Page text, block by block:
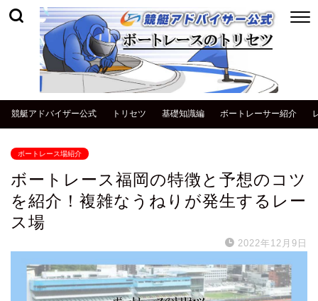
競艇アドバイザー公式 トリセツ 基礎知識編 ボートレーサー紹介
ボートレース場紹介
ボートレース福岡の特徴と予想のコツ
を紹介！複雑なうねりが発生するレー
ス場
2022年12月9日